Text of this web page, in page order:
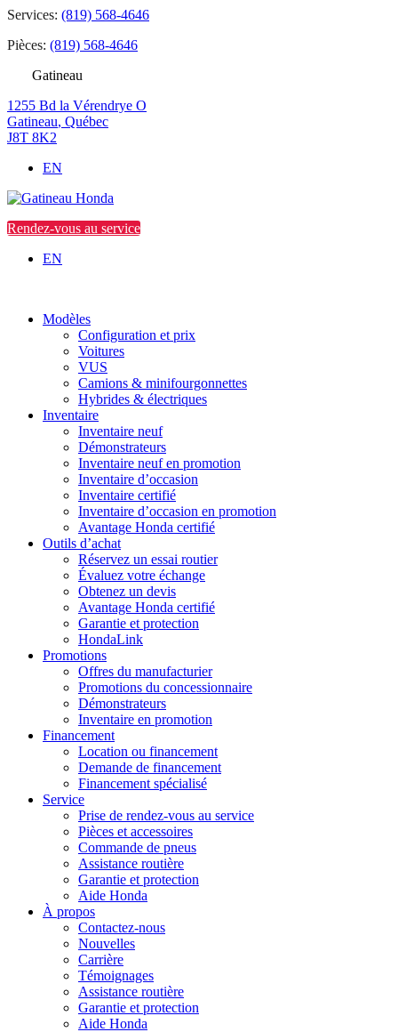
Services: (819) 568-4646
Pièces: (819) 568-4646
Gatineau
1255 Bd la Vérendrye O
Gatineau, Québec
J8T 8K2
EN
Rendez-vous au service
EN
Modèles
Configuration et prix
Voitures
VUS
Camions & minifourgonnettes
Hybrides & électriques
Inventaire
Inventaire neuf
Démonstrateurs
Inventaire neuf en promotion
Inventaire d’occasion
Inventaire certifié
Inventaire d’occasion en promotion
Avantage Honda certifié
Outils d’achat
Réservez un essai routier
Évaluez votre échange
Obtenez un devis
Avantage Honda certifié
Garantie et protection
HondaLink
Promotions
Offres du manufacturier
Promotions du concessionnaire
Démonstrateurs
Inventaire en promotion
Financement
Location ou financement
Demande de financement
Financement spécialisé
Service
Prise de rendez-vous au service
Pièces et accessoires
Commande de pneus
Assistance routière
Garantie et protection
Aide Honda
À propos
Contactez-nous
Nouvelles
Carrière
Témoignages
Assistance routière
Garantie et protection
Aide Honda